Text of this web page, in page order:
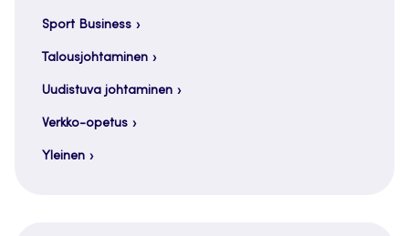
Sport Business
Talousjohtaminen
Uudistuva johtaminen
Verkko-opetus
Yleinen